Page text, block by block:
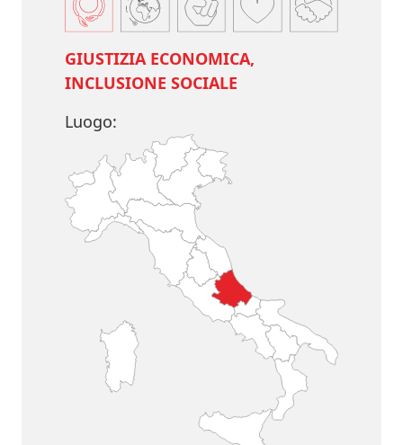
GIUSTIZIA ECONOMICA,
INCLUSIONE SOCIALE
Luogo: